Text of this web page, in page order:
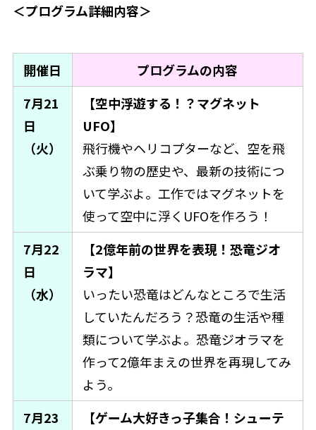
＜プログラム詳細内容＞
開催日
プログラムの内容
7月21
日
（火）
【空中浮遊する！？マグネット
UFO】
飛行機やヘリコプターなど、空を飛
ぶ乗り物の歴史や、最新の技術につ
いて学ぶよ。工作ではマグネットを
使って空中に浮くUFOを作ろう！
7月22
日
（水）
【2億年前の世界を表現！恐竜ジオ
ラマ】
いったい恐竜はどんなところで生活
していたんだろう？恐竜の生活や種
類について学ぶよ。恐竜ジオラマを
作って2億年まえの世界を再現してみ
よう。
7月23
【ゲーム大好きっ子集合！シューテ